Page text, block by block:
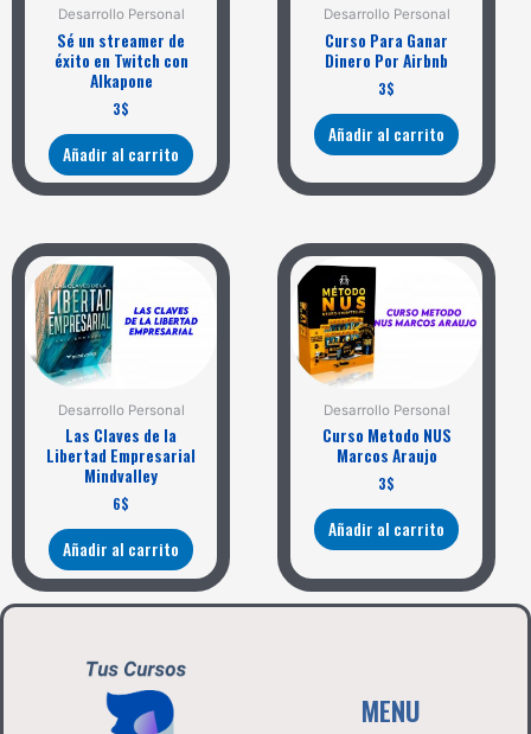
Desarrollo Personal
Sé un streamer de
éxito en Twitch con
Alkapone
3$
Añadir al carrito
Desarrollo Personal
Curso Para Ganar
Dinero Por Airbnb
3$
Añadir al carrito
Desarrollo Personal
Las Claves de la
Libertad Empresarial
Mindvalley
6$
Añadir al carrito
Desarrollo Personal
Curso Metodo NUS
Marcos Araujo
3$
Añadir al carrito
MENU